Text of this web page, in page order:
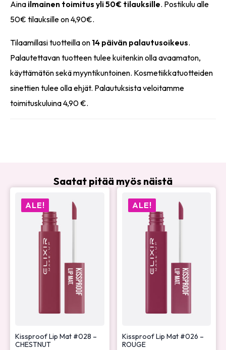
Aina ilmainen toimitus yli 50€ tilauksille. Postikulu alle
50€ tilauksille on 4,90€.
Tilaamillasi tuotteilla on 14 päivän palautusoikeus.
Palautettavan tuotteen tulee kuitenkin olla avaamaton,
käyttämätön sekä myyntikuntoinen. Kosmetiikkatuotteiden
sinettien tulee olla ehjät. Palautuksista veloitamme
toimituskuluina 4,90 €.
Saatat pitää myös näistä
ALE!
Kissproof Lip Mat #028 –
CHESTNUT
ALE!
Kissproof Lip Mat #026 –
ROUGE